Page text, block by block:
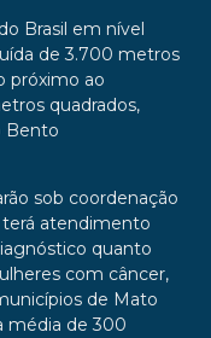
Brasil em nível
de 3.700 metros
próximo ao
quadrados,
Bento
sob coordenação
terá atendimento
quanto
com câncer,
de Mato
média de 300